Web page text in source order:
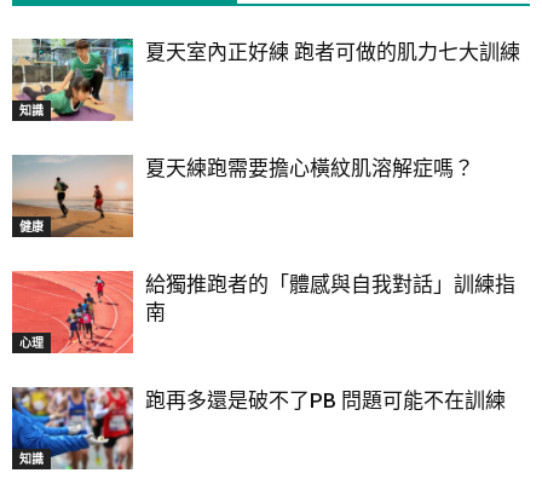
知識
夏天室內正好練 跑者可做的肌力七大訓練
健康
夏天練跑需要擔心橫紋肌溶解症嗎？
心理
給獨推跑者的「體感與自我對話」訓練指
南
知識
跑再多還是破不了PB 問題可能不在訓練